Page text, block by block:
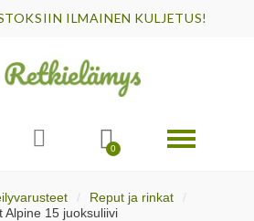
ILMAINEN KULJETUS!
Reput ja rinkat
Alpine 15 juoksuliivi